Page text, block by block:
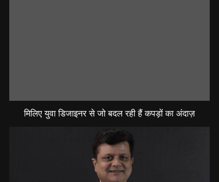
मिलिए युवा डिजाइनर से जो बदल रही हैं कपड़ों का अंदाज़